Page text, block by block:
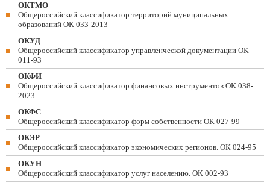
ОКТМО
Общероссийский классификатор территорий муниципальных
образований ОК 033-2013
ОКУД
Общероссийский классификатор управленческой документации ОК
011-93
ОКФИ
Общероссийский классификатор финансовых инструментов OK 038-
2023
ОКФС
Общероссийский классификатор форм собственности ОК 027-99
ОКЭР
Общероссийский классификатор экономических регионов. ОК 024-95
ОКУН
Общероссийский классификатор услуг населению. ОК 002-93